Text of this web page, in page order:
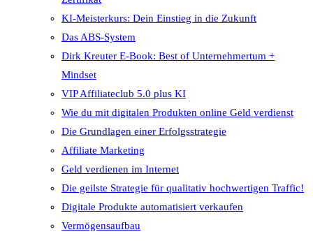
KI-Meisterkurs: Dein Einstieg in die Zukunft
Das ABS-System
Dirk Kreuter E-Book: Best of Unternehmertum +
Mindset
VIP Affiliateclub 5.0 plus KI
Wie du mit digitalen Produkten online Geld verdienst
Die Grundlagen einer Erfolgsstrategie
Affiliate Marketing
Geld verdienen im Internet
Die geilste Strategie für qualitativ hochwertigen Traffic!
Digitale Produkte automatisiert verkaufen
Vermögensaufbau